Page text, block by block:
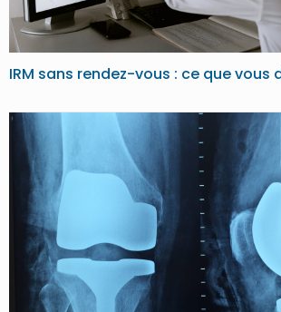
IRM sans rendez-vous : ce que vous